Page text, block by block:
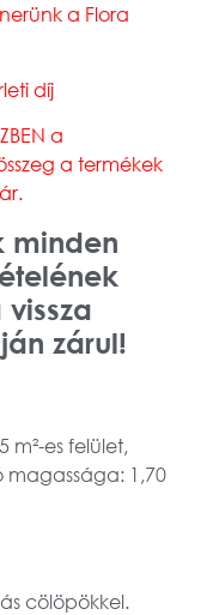
a Flora
díj
a
a termékek
minden
zárul!
m²-es felület,
magassága: 1,70
cölöpökkel.